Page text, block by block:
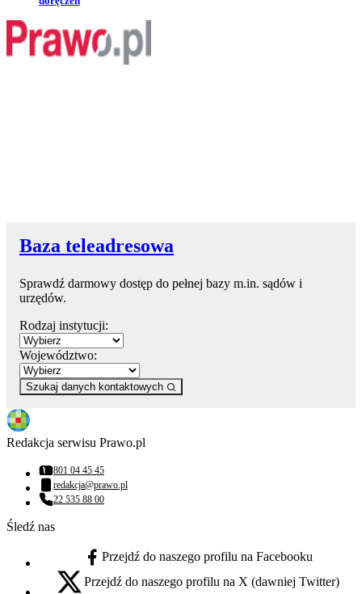
Baza teleadresowa
Sprawdź darmowy dostęp do pełnej bazy m.in. sądów i
urzędów.
Rodzaj instytucji:
Województwo:
Szukaj danych kontaktowych
Redakcja serwisu Prawo.pl
Numer telefonu:
801 04 45 45
Adres email:
redakcja@prawo.pl
Numer telefonu:
22 535 88 00
Śledź nas
facebook - otwiera się w nowej karcie
Przejdź do naszego profilu na Facebooku
x - otwiera się w nowej karcie
Przejdź do naszego profilu na X (dawniej Twitter)